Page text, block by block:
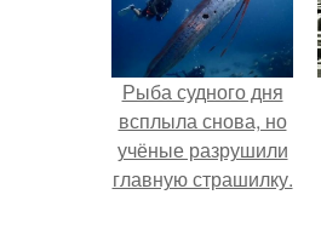
Рыба судного дня
всплыла снова, но
учёные разрушили
главную страшилку.